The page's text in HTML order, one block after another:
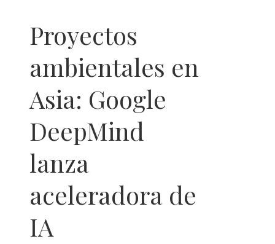
Proyectos
ambientales en
Asia: Google
DeepMind
lanza
aceleradora de
IA